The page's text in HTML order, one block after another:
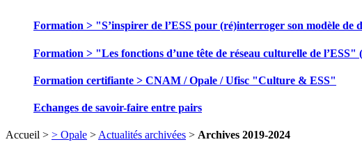
Formation > "S’inspirer de l’ESS pour (ré)interroger son modèle de
Formation > "Les fonctions d’une tête de réseau culturelle de l’ESS"
Formation certifiante > CNAM / Opale / Ufisc "Culture & ESS"
Echanges de savoir-faire entre pairs
Accueil > > Opale >Actualités archivées > Archives 2019-2024